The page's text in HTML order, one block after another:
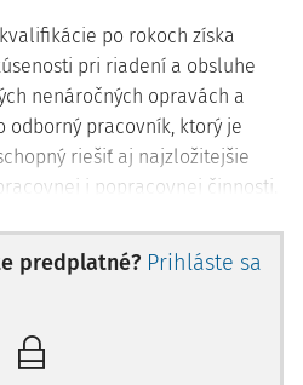
po rokoch získa
pri riadení a obsluhe
nenáročných opravách a
odborný pracovník, ktorý je
riešiť aj najzložitejšie
i popracovnej činnosti.
stroja určujú príslušné
v súlade s náročnosťou
dvaja pracovníci.
predplatné? Prihláste sa